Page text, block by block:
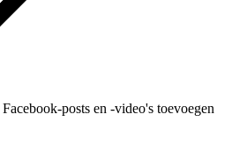
posts en -video's toevoegen